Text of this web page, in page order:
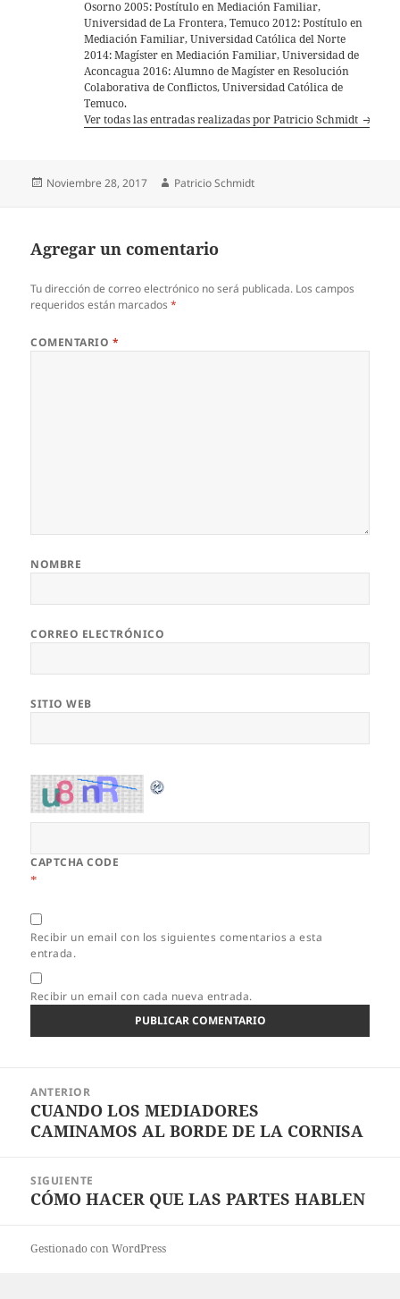
Osorno 2005: Postítulo en Mediación Familiar,
Universidad de La Frontera, Temuco 2012: Postítulo en
Mediación Familiar, Universidad Católica del Norte
2014: Magíster en Mediación Familiar, Universidad de
Aconcagua 2016: Alumno de Magíster en Resolución
Colaborativa de Conflictos, Universidad Católica de
Temuco.
Ver todas las entradas realizadas por Patricio Schmidt
Publicado
Noviembre 28, 2017 Autor
Patricio Schmidt
Agregar un comentario
Tu dirección de correo electrónico no será publicada. Los campos
requeridos están marcados*
COMENTARIO *
NOMBRE
CORREO ELECTRÓNICO
SITIO WEB
CAPTCHA CODE
*
Recibir un email con los siguientes comentarios a esta
entrada.
Recibir un email con cada nueva entrada.
entradas
ANTERIOR
Entrada
anterior:
CUANDO LOS MEDIADORES
CAMINAMOS AL BORDE DE LA CORNISA
SIGUIENTE
Entrada
CÓMO HACER QUE LAS PARTES HABLEN
Gestionado con WordPress